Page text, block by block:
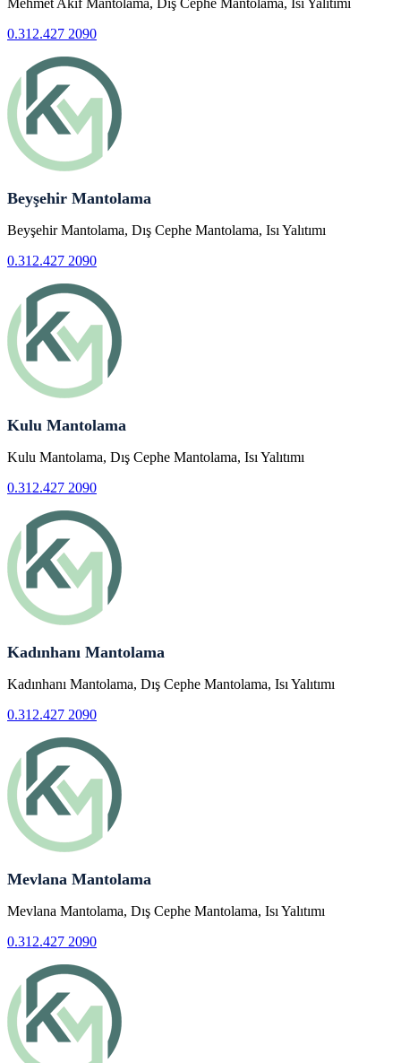
Mehmet Akif Mantolama, Dış Cephe Mantolama, Isı Yalıtımı
0.312.427 2090
Beyşehir Mantolama
Beyşehir Mantolama, Dış Cephe Mantolama, Isı Yalıtımı
0.312.427 2090
Kulu Mantolama
Kulu Mantolama, Dış Cephe Mantolama, Isı Yalıtımı
0.312.427 2090
Kadınhanı Mantolama
Kadınhanı Mantolama, Dış Cephe Mantolama, Isı Yalıtımı
0.312.427 2090
Mevlana Mantolama
Mevlana Mantolama, Dış Cephe Mantolama, Isı Yalıtımı
0.312.427 2090